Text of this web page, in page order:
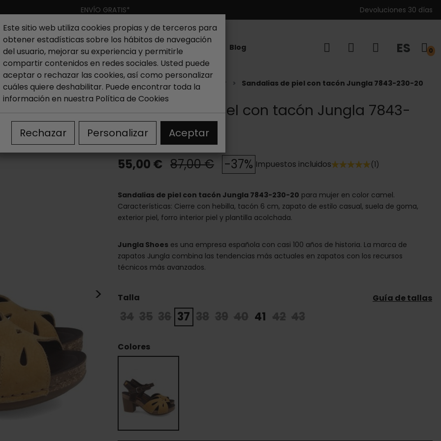
ENVÍO GRATIS* Devoluciones 30 días
Hombre Niño Nueva colección Outlet Marcas Blog ES 0
Outlet Sandalias mujer Outlet Sandalias tacón mujer Sandalias de piel con tacón Jungla 7843-230-20
>
Sandalias de piel con tacón Jungla 7843-
230-20
55,00 € 87,00 € -37% Impuestos incluidos (1)
Sandalias de piel con tacón Jungla 7843-230-20 para mujer en color camel.
Características: Cierre con hebilla, tacón 6 cm, zapato de estilo casual, suela de goma,
exterior piel, forro interior piel y plantilla acolchada.
Jungla Shoes es una empresa española con casi 100 años de historia. La marca de
zapatos Jungla combina las tendencias más actuales en zapatos con los recursos
técnicos más avanzados.
Talla Guía de tallas
34 35 36 37 38 39 40 41 42 43
Colores
Este sitio web utiliza cookies propias y de terceros para
obtener estadísticas sobre los hábitos de navegación
del usuario, mejorar su experiencia y permitirle
compartir contenidos en redes sociales. Usted puede
aceptar o rechazar las cookies, así como personalizar
cuáles quiere deshabilitar. Puede encontrar toda la
información en nuestra Política de Cookies
Rechazar Personalizar Aceptar